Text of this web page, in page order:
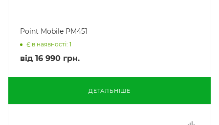
Point Mobile PM451
Є в наявності: 1
від 16 990 грн.
ДЕТАЛЬНІШЕ